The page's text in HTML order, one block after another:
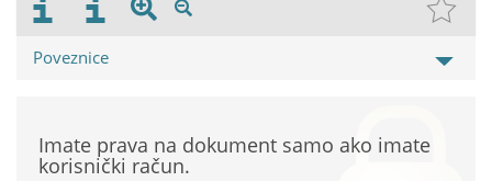
Poveznice
Imate prava na dokument samo ako imate
korisnički račun.